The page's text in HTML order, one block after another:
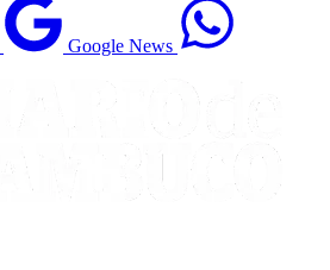
Google News